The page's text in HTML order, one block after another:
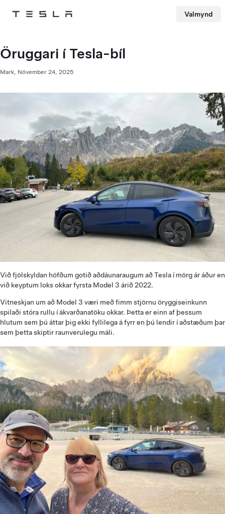
Tesla Valmynd
Öruggari í Tesla-bíl
Mark, Nóvember 24, 2025
Við fjölskyldan höfðum gotið aðdáunaraugum að Tesla í mörg ár áður en
við keyptum loks okkar fyrsta Model 3 árið 2022.
Vitneskjan um að Model 3 væri með fimm stjörnu öryggiseinkunn
spilaði stóra rullu í ákvarðanatöku okkar. Þetta er einn af þessum
hlutum sem þú áttar þig ekki fyllilega á fyrr en þú lendir í aðstæðum þar
sem þetta skiptir raunverulegu máli.